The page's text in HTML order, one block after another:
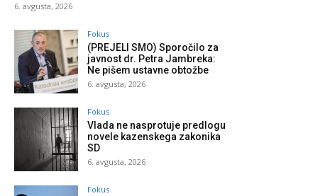
6. avgusta, 2026
Fokus
(PREJELI SMO) Sporočilo za
javnost dr. Petra Jambreka:
Ne pišem ustavne obtožbe
6. avgusta, 2026
Fokus
Vlada ne nasprotuje predlogu
novele kazenskega zakonika
SD
6. avgusta, 2026
Fokus